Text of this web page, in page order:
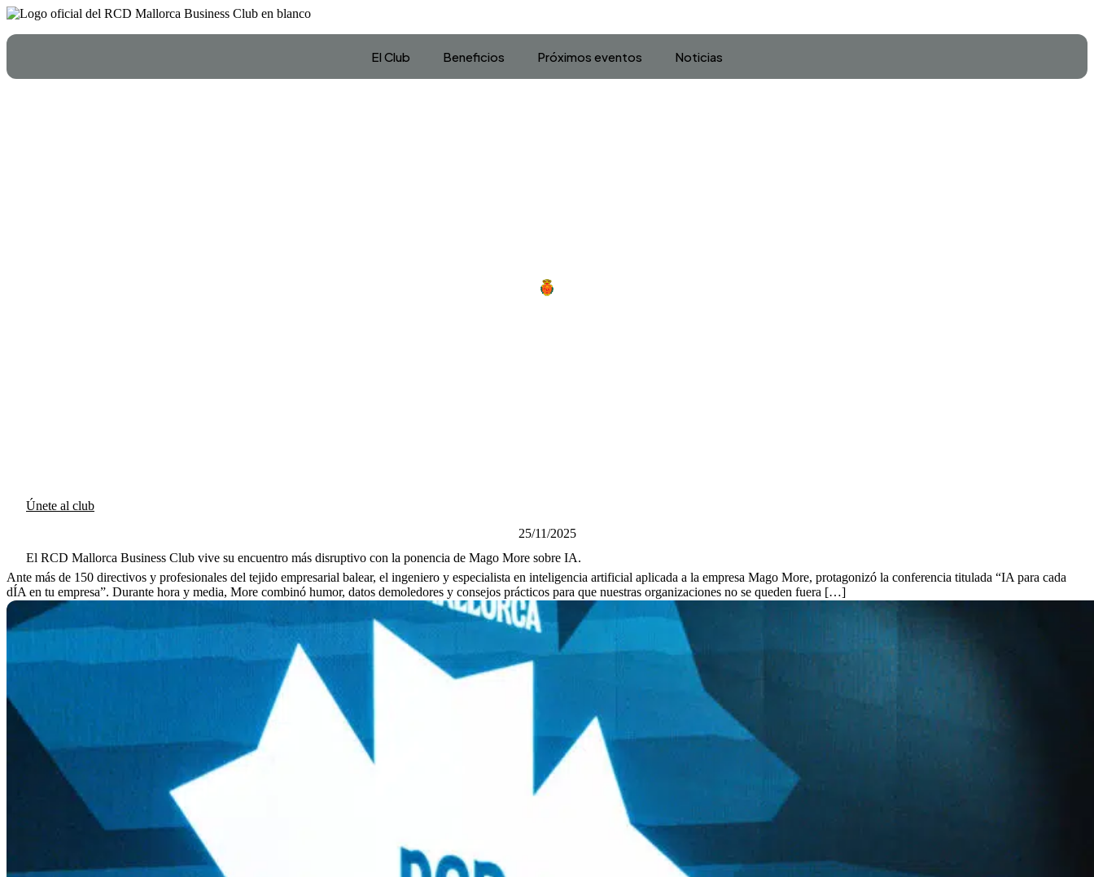
Ir
contenido
El Club Beneficios Próximos eventos Noticias
Únete al club
25/11/2025
El RCD Mallorca Business Club vive su encuentro más disruptivo con la ponencia de Mago More sobre IA.
Ante más de 150 directivos y profesionales del tejido empresarial balear, el ingeniero y especialista en inteligencia artificial aplicada a la empresa Mago More, protagonizó la conferencia titulada “IA para cada
dÍA en tu empresa”. Durante hora y media, More combinó humor, datos demoledores y consejos prácticos para que nuestras organizaciones no se queden fuera […]